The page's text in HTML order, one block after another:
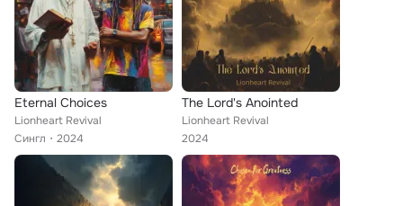
Eternal Choices
Lionheart Revival
Сингл
2024
The Lord's Anointed
Lionheart Revival
2024